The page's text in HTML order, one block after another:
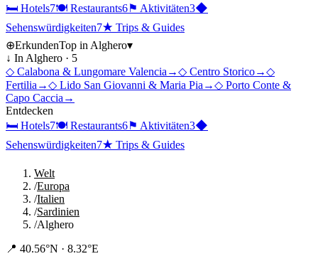
🛏 Hotels7🍽 Restaurants6⚑ Aktivitäten3◆
Sehenswürdigkeiten7★ Trips & Guides
⊕ErkundenTop in Alghero▾
↓ In Alghero · 5
◇ Calabona & Lungomare Valencia →◇ Centro Storico→◇
Fertilia →◇ Lido San Giovanni & Maria Pia →◇ Porto Conte &
Capo Caccia →
Entdecken
🛏 Hotels7🍽 Restaurants6⚑ Aktivitäten3◆
Sehenswürdigkeiten7★ Trips & Guides
Welt
/Europa
/Italien
/Sardinien
/Alghero
📍 40.56°N · 8.32°E